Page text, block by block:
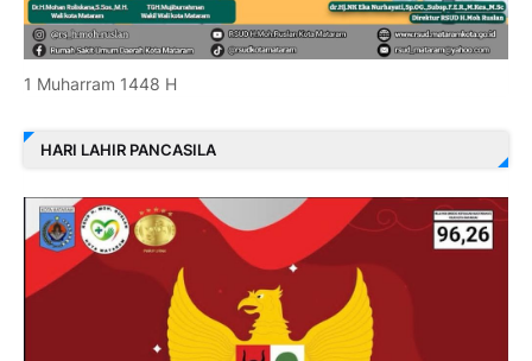
1 Muharram 1448 H
HARI LAHIR PANCASILA